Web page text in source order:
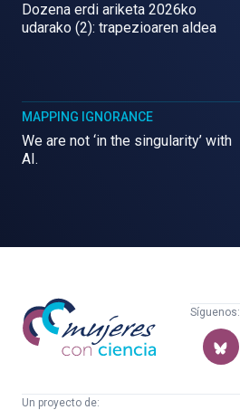
Dozena erdi ariketa 2026ko
udarako (2): trapezioaren aldea
MAPPING IGNORANCE
We are not ‘in the singularity’ with
AI.
Mujeres
con
ciencia
Síguenos:
Un proyecto de: